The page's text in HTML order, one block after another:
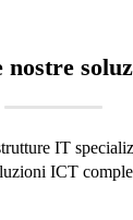
IT
ICT